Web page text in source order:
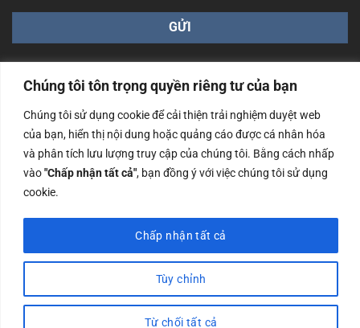
Chúng tôi tôn trọng quyền riêng tư của bạn
Chúng tôi sử dụng cookie để cải thiện trải nghiệm duyệt web
của bạn, hiển thị nội dung hoặc quảng cáo được cá nhân hóa
và phân tích lưu lượng truy cập của chúng tôi. Bằng cách nhấp
vào"Chấp nhận tất cả", bạn đồng ý với việc chúng tôi sử dụng
cookie.
Tùy chỉnh
Từ chối tất cả
Chấp nhận tất cả
Công ty TNHH Nam Bình Xương - Số ĐKKD: 0108783483
cấp ngày 14/06/2019 bởi Sở Kế Hoạch và Đầu Tư Tp. Hà
Nội
Copyrights @2023 Nam Binh Xuong. All Rights Reserved